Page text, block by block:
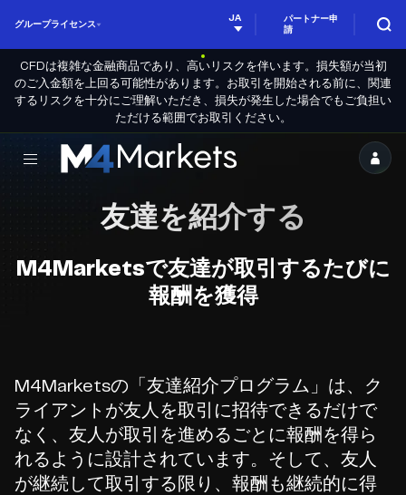
グループライセンス
JA
パートナー申
請
CFDは複雑な金融商品であり、高いリスクを伴います。損失額が当初
のご入金額を上回る可能性があります。お取引を開始される前に、関連
するリスクを十分にご理解いただき、損失が発生した場合でもご負担い
ただける範囲でお取引ください。
M4Markets
さ
取
引
ブ
ロ
友達を紹介する
M4Marketsで友達が取引するたびに
報酬を獲得
M4Marketsの「友達紹介プログラム」は、ク
ライアントが友人を取引に招待できるだけで
なく、友人が取引を進めるごとに報酬を得ら
れるように設計されています。そして、友人
が継続して取引する限り、報酬も継続的に得